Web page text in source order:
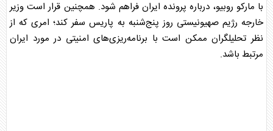
با مارکو روبیو، درباره پرونده ایرانفراهم شود. همچنین قرار است وزیر
خارجه رژیم صهیونیستی روز پنج‌شنبه به پاریس سفر کند؛ امری که از
نظر تحلیلگران ممکن است با برنامه‌ریزی‌های امنیتی در مورد ایران
مرتبط باشد.